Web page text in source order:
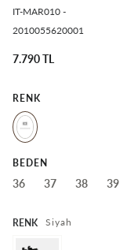
IT-MAR010 -
2010055620001
7.790 TL
RENK
BEDEN
36 37 38 39
RENK Siyah